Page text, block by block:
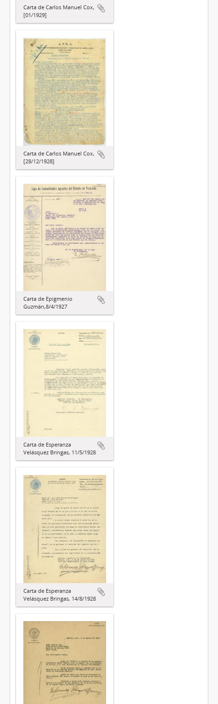
Carta de Carlos Manuel Cox,
[01/1929]
Carta de Carlos Manuel Cox,
[28/12/1928]
Carta de Epigmenio
Guzmán,8/4/1927
Carta de Esperanza
Velásquez Bringas, 11/5/1928
Carta de Esperanza
Velásquez Bringas, 14/8/1928